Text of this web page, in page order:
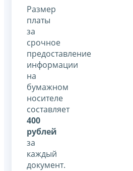
Размер
платы
за
срочное
предоставление
информации
на
бумажном
носителе
составляет
400
рублей
за
каждый
документ.